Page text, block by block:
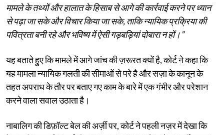
मामले के तथ्यों और हालात के हिसाब से आगे की कार्रवाई करने पर ध्यान
से पढ़ा जा सके और विचार किया जा सके, ताकि न्यायिक प्रक्रिया की
पवित्रता बनी रहे और भविष्य में ऐसी गड़बड़ियां दोबारा न हों।”
यह बताते हुए कि मामले में आगे जांच की ज़रूरत क्यों है, कोर्ट ने कहा कि
यह मामला न्यायिक गलती की सीमाओं से परे है और सज़ा के कानून के
तहत अपराध के तौर पर बताए गए काम के बारे में एक गंभीर और परेशान
करने वाला सवाल उठाता है।
नाबालिग की डिफ़ॉल्ट बेल की अर्ज़ी पर, कोर्ट ने पहली नज़र में देखा कि